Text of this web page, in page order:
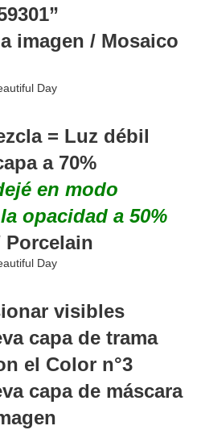
imagen / Mosaico
= Luz débil
a 70%
en modo
opacidad a 50%
Porcelain
visibles
capa de trama
el Color n°3
capa de máscara